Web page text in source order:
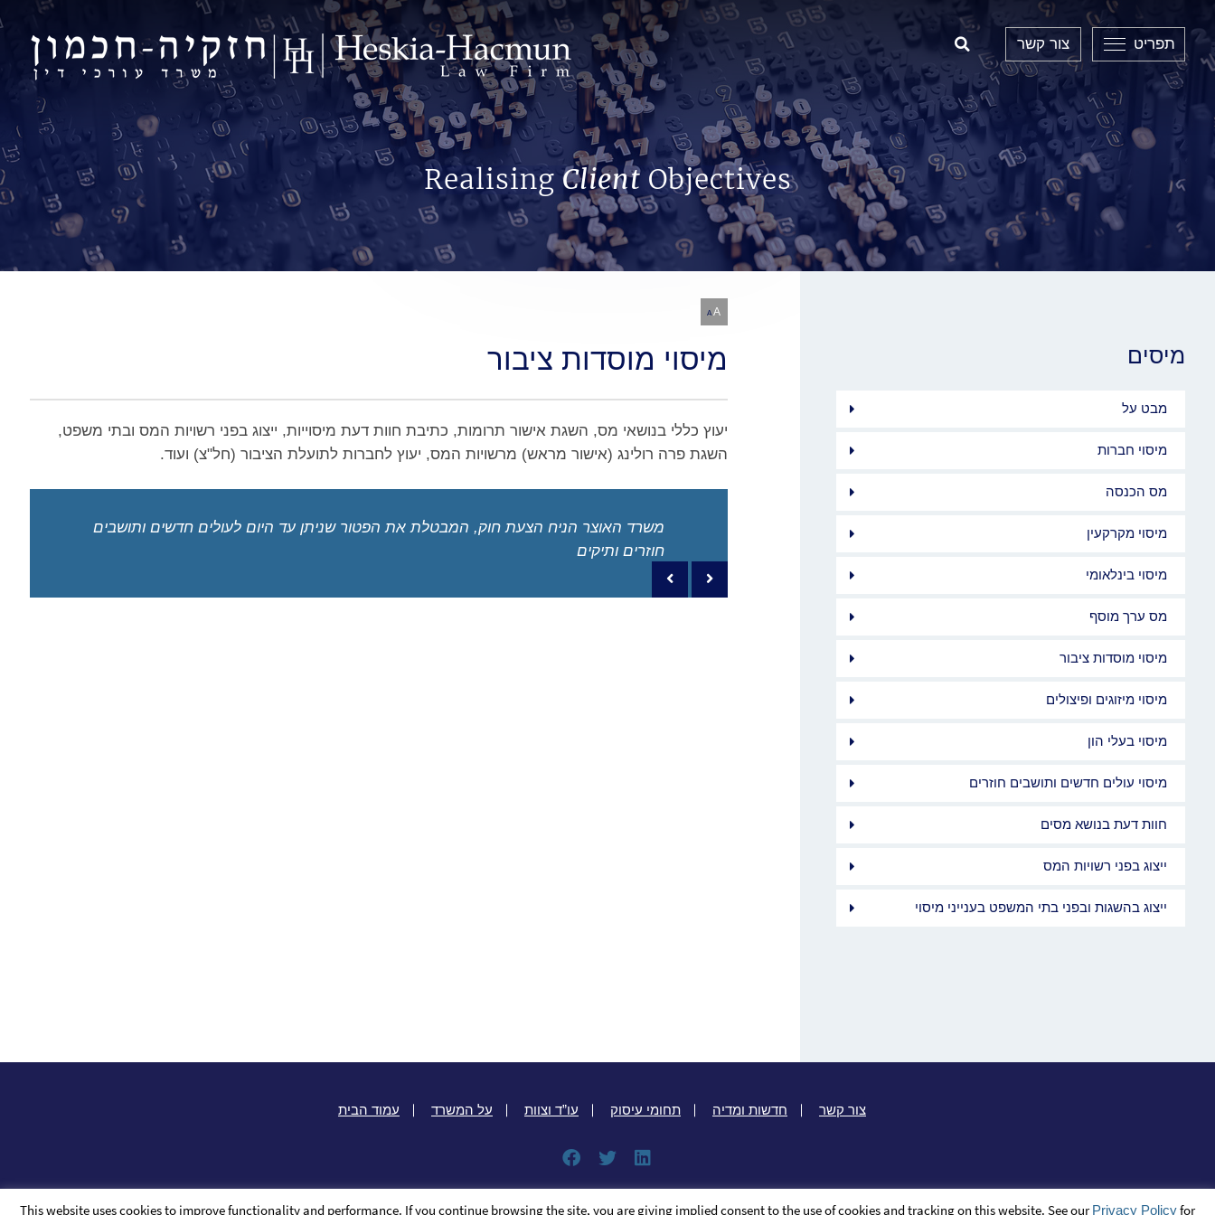
תפריט צור קשרOpen Search
Search Website
Realising ClientObjectives
A A
מיסוי מוסדות ציבור
יעוץ כללי בנושאי מס, השגת אישור תרומות, כתיבת חוות דעת מיסוייות, ייצוג בפני רשויות המס ובתי משפט,
השגת פרה רולינג (אישור מראש) מרשויות המס, יעוץ לחברות לתועלת הציבור (חל"צ) ועוד.
משרד האוצר הניח הצעת חוק, המבטלת את הפטור שניתן עד היום לעולים חדשים ותושבים
חוזרים ותיקים
Previous post
Next post
מיסים
מבט על
מיסוי חברות
מס הכנסה
מיסוי מקרקעין
מיסוי בינלאומי
מס ערך מוסף
מיסוי מוסדות ציבור
מיסוי מיזוגים ופיצולים
מיסוי בעלי הון
מיסוי עולים חדשים ותושבים חוזרים
חוות דעת בנושא מסים
ייצוג בפני רשויות המס
ייצוג בהשגות ובפני בתי המשפט בענייני מיסוי
עמוד הבית על המשרד עו”ד וצוות תחומי עיסוק חדשות ומדיה צור קשר
Facebook
Twitter
© 2026 כל הזכויות שמורות מפת אתר A PaperStreet Web Design
This website uses cookies to improve functionality and performance. If you continue browsing the site, you are giving implied consent to the use of cookies and tracking on this website. See ourPrivacy Policyfor